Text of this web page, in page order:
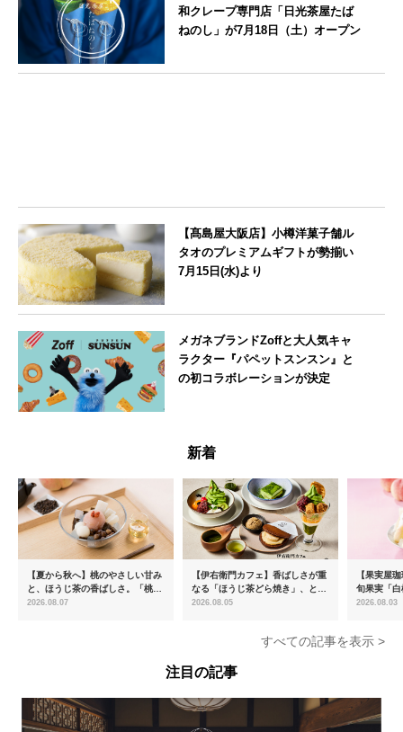
和クレープ専門店「日光茶屋たば
ねのし」が7月18日（土）オープン
【髙島屋大阪店】小樽洋菓子舗ル
タオのプレミアムギフトが勢揃い
7月15日(水)より
メガネブランドZoffと大人気キャ
ラクター『パペットスンスン』と
の初コラボレーションが決定
新着
【夏から秋へ】桃のやさしい甘み
と、ほうじ茶の香ばしさ。「桃と
ほうじ茶のあんみつ」を8月中旬
2026.08.07
【伊右衛門カフェ】香ばしさが重
なる「ほうじ茶どら焼き」、とろ
ける「宇治抹茶ティラミス」が新
2026.08.05
【果実屋
旬果実「
限定販売
2026.08.03
すべての記事を表示 >
注目の記事